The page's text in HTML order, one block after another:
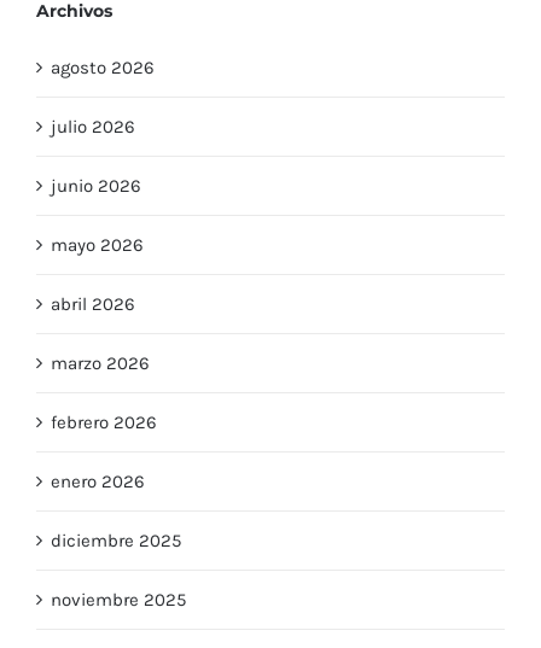
Archivos
agosto 2026
julio 2026
junio 2026
mayo 2026
abril 2026
marzo 2026
febrero 2026
enero 2026
diciembre 2025
noviembre 2025